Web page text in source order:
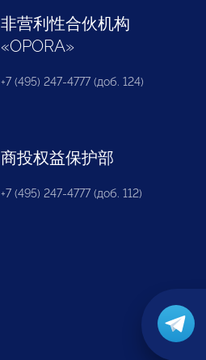
非营利性合伙机构
«OPORA»
+7 (495) 247-4777 (доб. 124)
商投权益保护部
+7 (495) 247-4777 (доб. 112)